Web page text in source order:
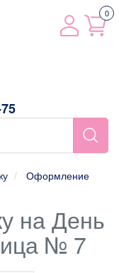
0
Оформление
на День
№ 7